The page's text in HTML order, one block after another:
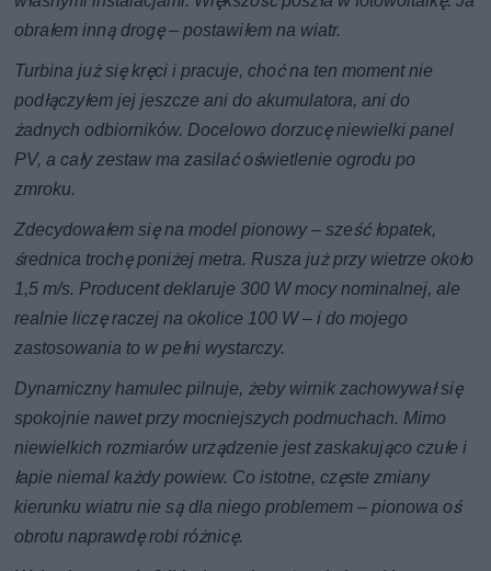
obrałem inną drogę – postawiłem na wiatr.
Turbina już się kręci i pracuje, choć na ten moment nie
podłączyłem jej jeszcze ani do akumulatora, ani do
żadnych odbiorników. Docelowo dorzucę niewielki panel
PV, a cały zestaw ma zasilać oświetlenie ogrodu po
zmroku.
Zdecydowałem się na model pionowy – sześć łopatek,
średnica trochę poniżej metra. Rusza już przy wietrze około
1,5 m/s. Producent deklaruje 300 W mocy nominalnej, ale
realnie liczę raczej na okolice 100 W – i do mojego
zastosowania to w pełni wystarczy.
Dynamiczny hamulec pilnuje, żeby wirnik zachowywał się
spokojnie nawet przy mocniejszych podmuchach. Mimo
niewielkich rozmiarów urządzenie jest zaskakująco czułe i
łapie niemal każdy powiew. Co istotne, częste zmiany
kierunku wiatru nie są dla niego problemem – pionowa oś
obrotu naprawdę robi różnicę.